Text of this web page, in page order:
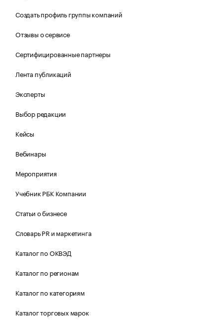
Создать профиль группы компаний
Отзывы о сервисе
Сертифицированные партнеры
Лента публикаций
Эксперты
Выбор редакции
Кейсы
Вебинары
Мероприятия
Учебник РБК Компании
Статьи о бизнесе
Словарь PR и маркетинга
Каталог по ОКВЭД
Каталог по регионам
Каталог по категориям
Каталог торговых марок